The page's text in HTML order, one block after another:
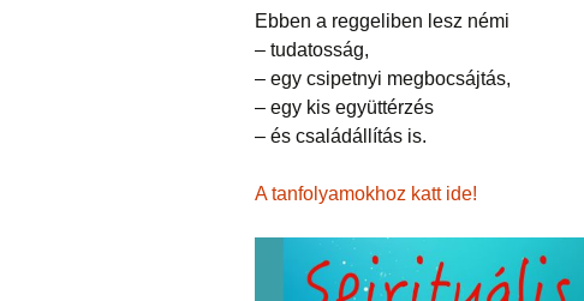
Ebben a reggeliben lesz némi
– tudatosság,
– egy csipetnyi megbocsájtás,
– egy kis együttérzés
– és családállítás is.
A tanfolyamokhoz katt ide!